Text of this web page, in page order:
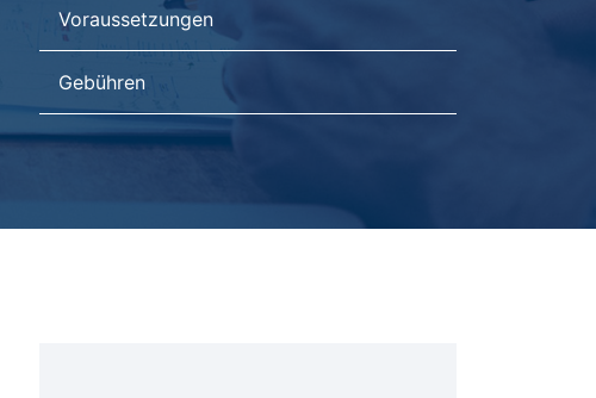
Voraussetzungen
Gebühren